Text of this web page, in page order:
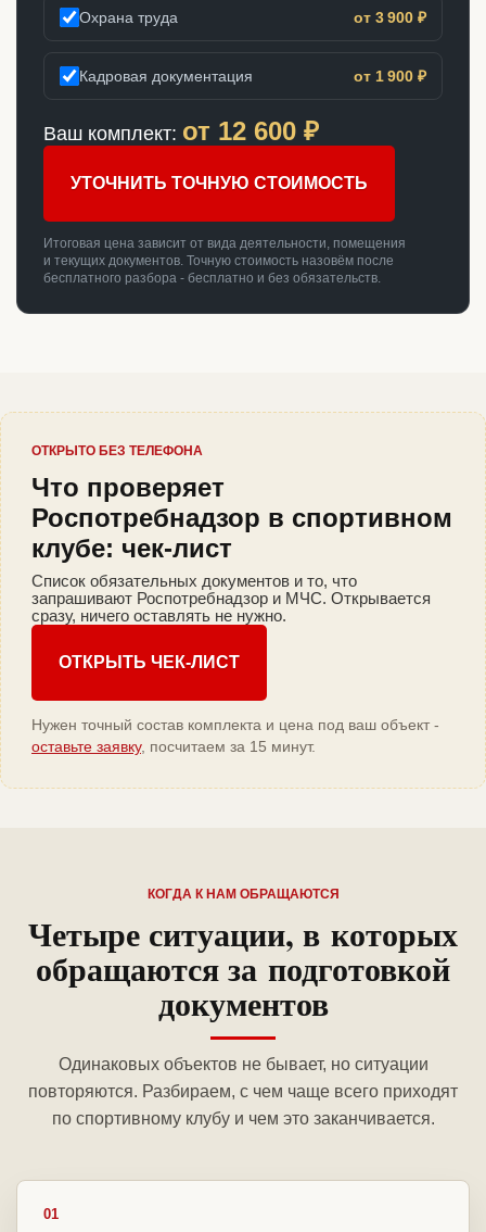
Охрана труда от 3 900 ₽
Кадровая документация от 1 900 ₽
Ваш комплект: от 12 600 ₽
УТОЧНИТЬ ТОЧНУЮ СТОИМОСТЬ
Итоговая цена зависит от вида деятельности, помещения
и текущих документов. Точную стоимость назовём после
бесплатного разбора - бесплатно и без обязательств.
ОТКРЫТО БЕЗ ТЕЛЕФОНА
Что проверяет
Роспотребнадзор в спортивном
клубе: чек-лист
Список обязательных документов и то, что
запрашивают Роспотребнадзор и МЧС. Открывается
сразу, ничего оставлять не нужно.
ОТКРЫТЬ ЧЕК-ЛИСТ
Нужен точный состав комплекта и цена под ваш объект -
оставьте заявку, посчитаем за 15 минут.
КОГДА К НАМ ОБРАЩАЮТСЯ
Четыре ситуации, в которых
обращаются за подготовкой
документов
Одинаковых объектов не бывает, но ситуации
повторяются. Разбираем, с чем чаще всего приходят
по спортивному клубу и чем это заканчивается.
01